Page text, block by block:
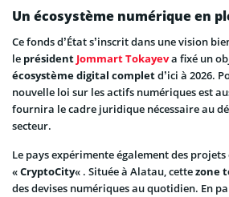
Un écosystème numérique en
Ce fonds d’État s’inscrit dans une vision
le président Jommart Tokayeva fixé un
écosystème digital completd’ici à 2026.
nouvelle loi sur les actifs numériques est
fournira le cadre juridique nécessaire au
secteur.
Le pays expérimente également des
«CryptoCity« . Située à Alatau, cettezone
des devises numériques au quotidien. En